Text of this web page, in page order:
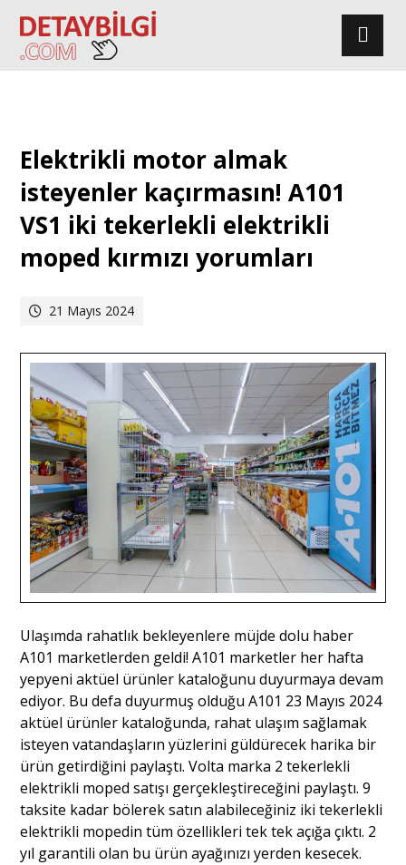
Elektrikli motor almak
isteyenler kaçırmasın! A101
VS1 iki tekerlekli elektrikli
moped kırmızı yorumları
21 Mayıs 2024
Ulaşımda rahatlık bekleyenlere müjde dolu haber
A101 marketlerden geldi! A101 marketler her hafta
yepyeni aktüel ürünler kataloğunu duyurmaya devam
ediyor. Bu defa duyurmuş olduğu A101 23 Mayıs 2024
aktüel ürünler kataloğunda, rahat ulaşım sağlamak
isteyen vatandaşların yüzlerini güldürecek harika bir
ürün getirdiğini paylaştı. Volta marka 2 tekerlekli
elektrikli moped satışı gerçekleştireceğini paylaştı. 9
taksite kadar bölerek satın alabileceğiniz iki tekerlekli
elektrikli mopedin tüm özellikleri tek tek açığa çıktı. 2
yıl garantili olan bu ürün ayağınızı yerden kesecek.